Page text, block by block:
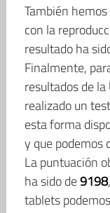
También
con la
resultado ha
Finalmente,
resultados de la
realizado un
esta forma
y que podemos
La puntuación
ha sido de9198
tablets